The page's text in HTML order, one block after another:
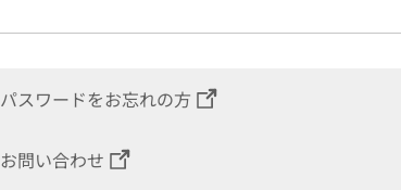
パスワードをお忘れの方
お問い合わせ